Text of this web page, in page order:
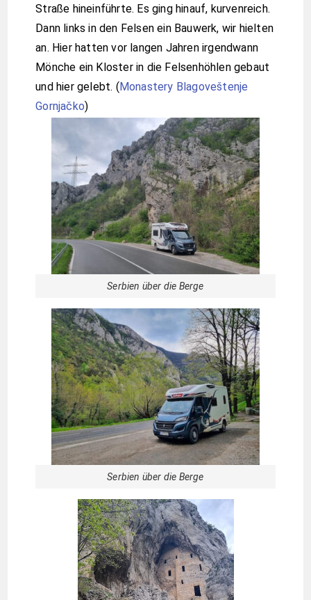
Straße hineinführte. Es ging hinauf, kurvenreich.
Dann links in den Felsen ein Bauwerk, wir hielten
an. Hier hatten vor langen Jahren irgendwann
Mönche ein Kloster in die Felsenhöhlen gebaut
und hier gelebt. ( Monastery Blagoveštenje
Gornjačko)
Serbien über die Berge
Serbien über die Berge